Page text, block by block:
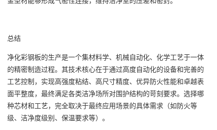
总结
净化彩钢板的生产是一个集材料学、机械自动化、化学工艺于一体
的精密制造过程。其技术核心在于通过高度自动化的设备和完善的
工艺控制，实现高强度粘结、高尺寸精度、优异防火性能和卓越表
面平整度，最终满足各类洁净场所对围护结构的苛刻要求。选择哪
种芯材和工艺，完全取决于最终应用场景的具体需求（如防火等
级、洁净度级别、保温要求等）。